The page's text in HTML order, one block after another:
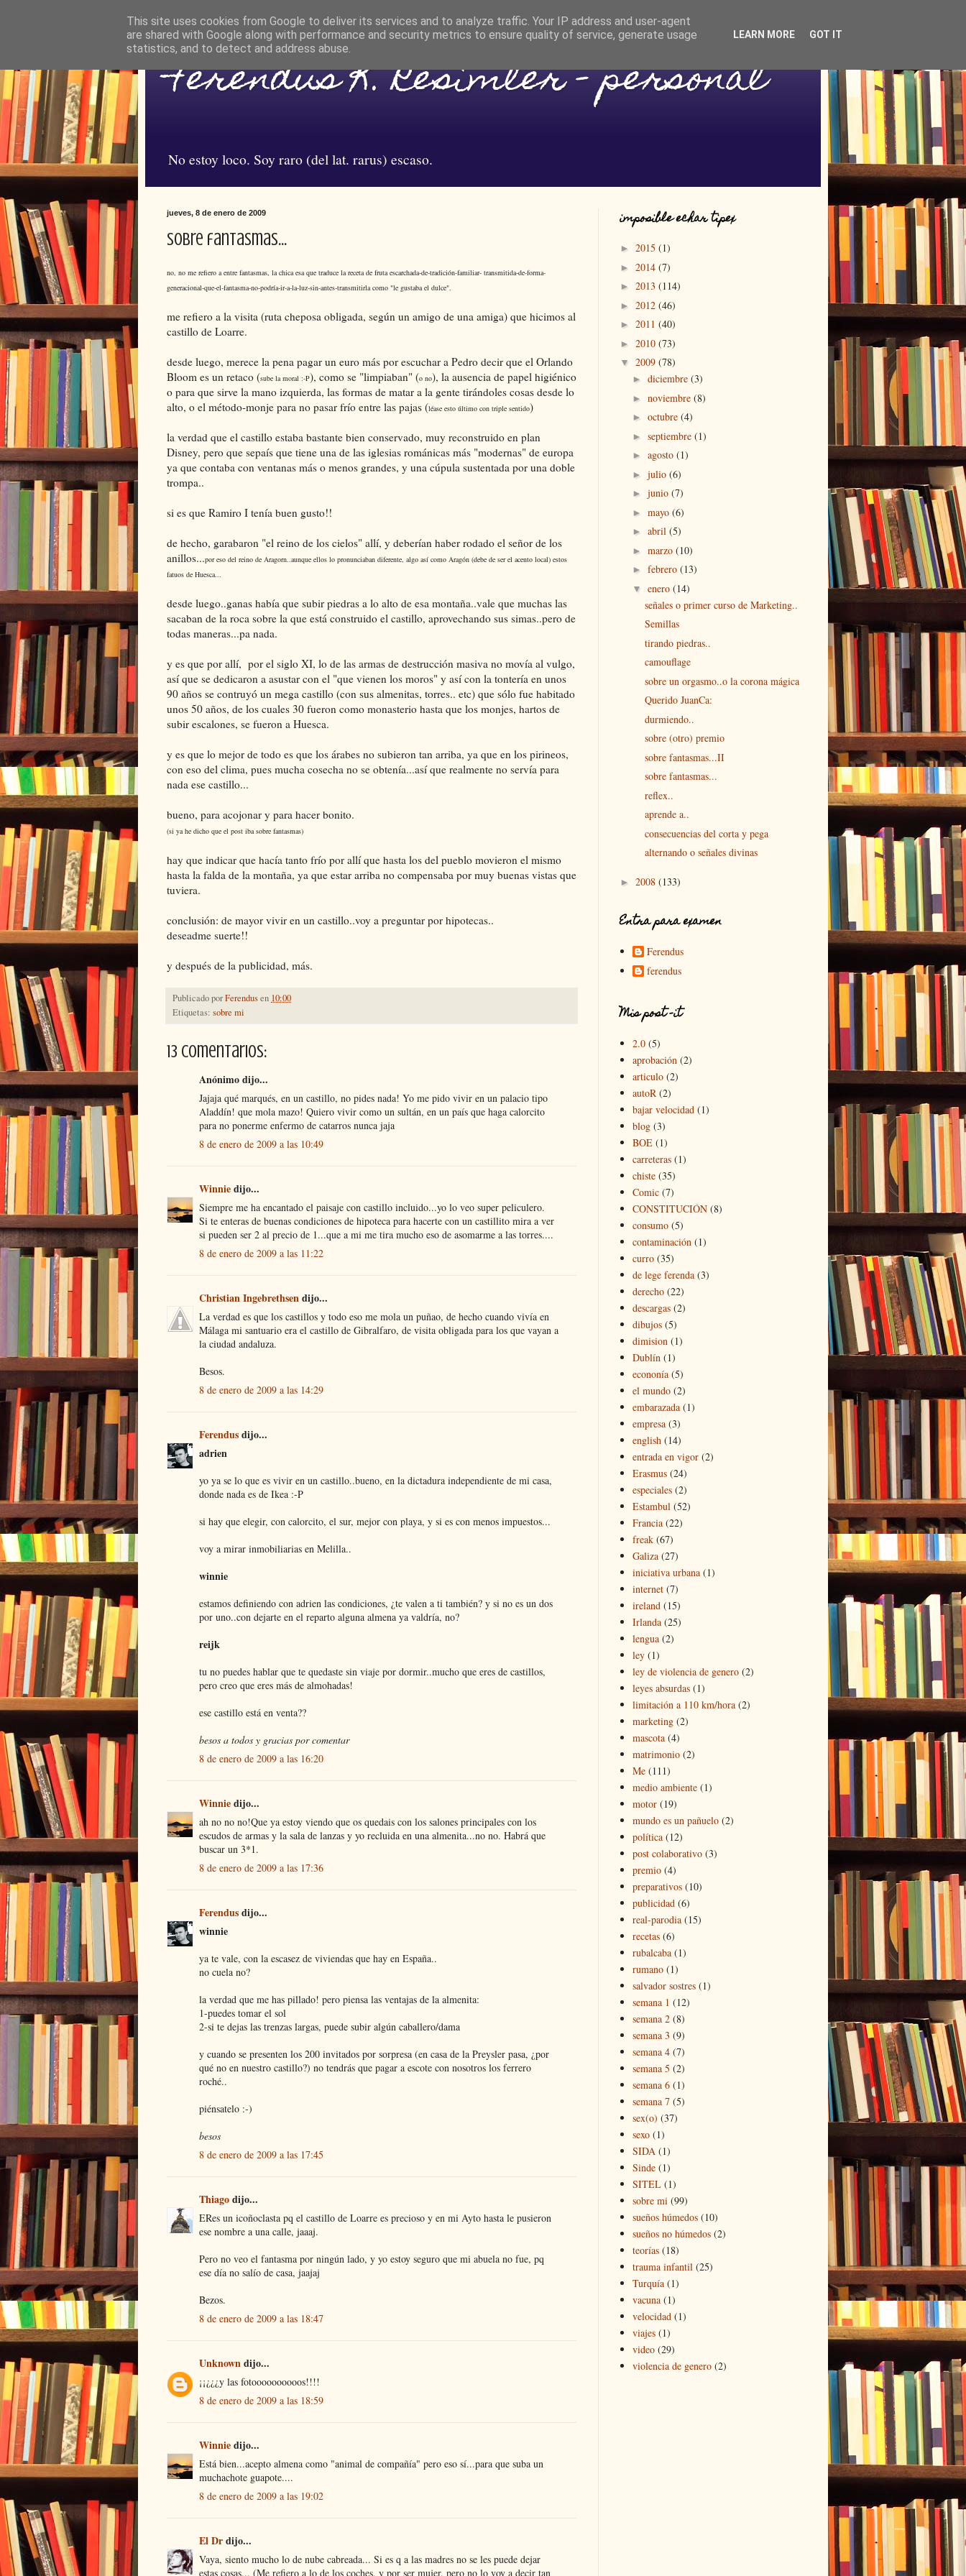
Ferendus K. Resimler - personal
No estoy loco. Soy raro (del lat. rarus) escaso.
jueves, 8 de enero de 2009
sobre fantasmas...
no, no me refiero a entre fantasmas, la chica esa que traduce la receta de fruta escarchada-de-tradición-familiar- transmitida-de-forma-
generacional-que-el-fantasma-no-podría-ir-a-la-luz-sin-antes-transmitirla como "le gustaba el dulce".
me refiero a la visita (ruta cheposa obligada, según un amigo de una amiga) que hicimos al
castillo de Loarre.
desde luego, merece la pena pagar un euro más por escuchar a Pedro decir que el Orlando
Bloom es un retaco (sube la moral :-P), como se "limpiaban" (o no), la ausencia de papel higiénico
o para que sirve la mano izquierda, las formas de matar a la gente tirándoles cosas desde lo
alto, o el método-monje para no pasar frío entre las pajas (léase esto último con triple sentido)
la verdad que el castillo estaba bastante bien conservado, muy reconstruido en plan
Disney, pero que sepaís que tiene una de las iglesias románicas más "modernas" de europa
ya que contaba con ventanas más o menos grandes, y una cúpula sustentada por una doble
trompa..
si es que Ramiro I tenía buen gusto!!
de hecho, garabaron "el reino de los cielos" allí, y deberían haber rodado el señor de los
anillos...por eso del reino de Aragorn..aunque ellos lo pronunciaban diferente, algo así como Aragón (debe de ser el acento local) estos
fatuos de Huesca...
desde luego..ganas había que subir piedras a lo alto de esa montaña..vale que muchas las
sacaban de la roca sobre la que está construido el castillo, aprovechando sus simas..pero de
todas maneras...pa nada.
y es que por allí, por el siglo XI, lo de las armas de destrucción masiva no movía al vulgo,
así que se dedicaron a asustar con el "que vienen los moros" y así con la tontería en unos
90 años se contruyó un mega castillo (con sus almenitas, torres.. etc) que sólo fue habitado
unos 50 años, de los cuales 30 fueron como monasterio hasta que los monjes, hartos de
subir escalones, se fueron a Huesca.
y es que lo mejor de todo es que los árabes no subieron tan arriba, ya que en los pirineos,
con eso del clima, pues mucha cosecha no se obtenía...así que realmente no servía para
nada ese castillo...
bueno, para acojonar y para hacer bonito.
(si ya he dicho que el post iba sobre fantasmas)
hay que indicar que hacía tanto frío por allí que hasta los del pueblo movieron el mismo
hasta la falda de la montaña, ya que estar arriba no compensaba por muy buenas vistas que
tuviera.
conclusión: de mayor vivir en un castillo..voy a preguntar por hipotecas..
deseadme suerte!!
y después de la publicidad, más.
Publicado porFerendusen 10:00
Etiquetas: sobre mi
13 comentarios:
Anónimo dijo...
Jajaja qué marqués, en un castillo, no pides nada! Yo me pido vivir en un palacio tipo
Aladdín! que mola mazo! Quiero vivir como un sultán, en un país que haga calorcito
para no ponerme enfermo de catarros nunca jaja
8 de enero de 2009 a las 10:49
Winniedijo...
Siempre me ha encantado el paisaje con castillo incluido...yo lo veo super peliculero.
Si te enteras de buenas condiciones de hipoteca para hacerte con un castillito mira a ver
si pueden ser 2 al precio de 1...que a mi me tira mucho eso de asomarme a las torres....
8 de enero de 2009 a las 11:22
Christian Ingebrethsendijo...
La verdad es que los castillos y todo eso me mola un puñao, de hecho cuando vivía en
Málaga mi santuario era el castillo de Gibralfaro, de visita obligada para los que vayan a
la ciudad andaluza.
Besos.
8 de enero de 2009 a las 14:29
Ferendusdijo...
adrien
yo ya se lo que es vivir en un castillo..bueno, en la dictadura independiente de mi casa,
donde nada es de Ikea :-P
si hay que elegir, con calorcito, el sur, mejor con playa, y si es con menos impuestos...
voy a mirar inmobiliarias en Melilla..
winnie
estamos definiendo con adrien las condiciones, ¿te valen a ti también? y si no es un dos
por uno..con dejarte en el reparto alguna almena ya valdría, no?
reijk
tu no puedes hablar que te quedaste sin viaje por dormir..mucho que eres de castillos,
pero creo que eres más de almohadas!
ese castillo está en venta??
besos a todos y gracias por comentar
8 de enero de 2009 a las 16:20
Winniedijo...
ah no no no!Que ya estoy viendo que os quedais con los salones principales con los
escudos de armas y la sala de lanzas y yo recluida en una almenita...no no. Habrá que
buscar un 3*1.
8 de enero de 2009 a las 17:36
Ferendusdijo...
winnie
ya te vale, con la escasez de viviendas que hay en España..
no cuela no?
la verdad que me has pillado! pero piensa las ventajas de la almenita:
1-puedes tomar el sol
2-si te dejas las trenzas largas, puede subir algún caballero/dama
y cuando se presenten los 200 invitados por sorpresa (en casa de la Preysler pasa, ¿por
qué no en nuestro castillo?) no tendrás que pagar a escote con nosotros los ferrero
roché..
piénsatelo :-)
besos
8 de enero de 2009 a las 17:45
Thiagodijo...
ERes un icoñoclasta pq el castillo de Loarre es precioso y en mi Ayto hasta le pusieron
ese nombre a una calle, jaaaj.
Pero no veo el fantasma por ningún lado, y yo estoy seguro que mi abuela no fue, pq
ese día no salío de casa, jaajaj
Bezos.
8 de enero de 2009 a las 18:47
Unknowndijo...
¡¡¿¿¿y las fotoooooooooos!!!!
8 de enero de 2009 a las 18:59
Winniedijo...
Está bien...acepto almena como "animal de compañía" pero eso sí...para que suba un
muchachote guapote....
8 de enero de 2009 a las 19:02
El Drdijo...
Vaya, siento mucho lo de nube cabreada... Si es q a las madres no se les puede dejar
estas cosas... (Me refiero a lo de los coches, y por ser mujer, pero no lo voy a decir tan
imposible echar tipex
► 2015 (1)
► 2014 (7)
► 2013 (114)
► 2012 (46)
► 2011 (40)
► 2010 (73)
▼ 2009 (78)
► diciembre (3)
► noviembre (8)
► octubre (4)
► septiembre (1)
► agosto (1)
► julio (6)
► junio (7)
► mayo (6)
► abril (5)
► marzo (10)
► febrero (13)
▼ enero (14)
señales o primer curso de Marketing..
Semillas
tirando piedras..
camouflage
sobre un orgasmo..o la corona mágica
Querido JuanCa:
durmiendo..
sobre (otro) premio
sobre fantasmas...II
sobre fantasmas...
reflex..
aprende a..
consecuencias del corta y pega
alternando o señales divinas
► 2008 (133)
Entra para examen
Ferendus
ferendus
Mis post -it
2.0 (5)
aprobación (2)
articulo (2)
autoR (2)
bajar velocidad (1)
blog (3)
BOE (1)
carreteras (1)
chiste (35)
Comic (7)
CONSTITUCIÓN (8)
consumo (5)
contaminación (1)
curro (35)
de lege ferenda (3)
derecho (22)
descargas (2)
dibujos (5)
dimision (1)
Dublín (1)
econonía (5)
el mundo (2)
embarazada (1)
empresa (3)
english (14)
entrada en vigor (2)
Erasmus (24)
especiales (2)
Estambul (52)
Francia (22)
freak (67)
Galiza (27)
iniciativa urbana (1)
internet (7)
ireland (15)
Irlanda (25)
lengua (2)
ley (1)
ley de violencia de genero (2)
leyes absurdas (1)
limitación a 110 km/hora (2)
marketing (2)
mascota (4)
matrimonio (2)
Me (111)
medio ambiente (1)
motor (19)
mundo es un pañuelo (2)
política (12)
post colaborativo (3)
premio (4)
preparativos (10)
publicidad (6)
real-parodia (15)
recetas (6)
rubalcaba (1)
rumano (1)
salvador sostres (1)
semana 1 (12)
semana 2 (8)
semana 3 (9)
semana 4 (7)
semana 5 (2)
semana 6 (1)
semana 7 (5)
sex(o) (37)
sexo (1)
SIDA (1)
Sinde (1)
SITEL (1)
sobre mi (99)
sueños húmedos (10)
sueños no húmedos (2)
teorías (18)
trauma infantil (25)
Turquía (1)
vacuna (1)
velocidad (1)
viajes (1)
video (29)
violencia de genero (2)
This site uses cookies from Google to deliver its services and to analyze traffic. Your IP address and user-agent
are shared with Google along with performance and security metrics to ensure quality of service, generate usage
statistics, and to detect and address abuse.
LEARN MORE GOT IT